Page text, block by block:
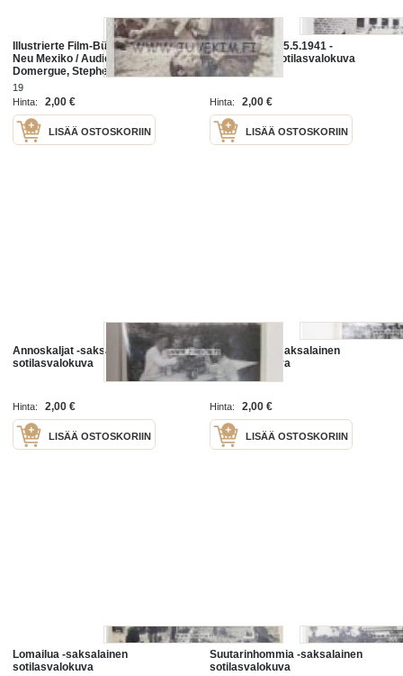
Illustrierte Film-Bühne / Schüsse in
Neu Mexiko / Audie Murphy, Faith
Domergue, Stephen McNally,
Susan Cabot... -elokuvan
saksalainen esittelylehti
19
Hinta:
2,00 €
LISÄÄ OSTOSKORIIN
Harjoitellaan 25.5.1941 -
saksalainen sotilasvalokuva
Hinta: 2,00 €
LISÄÄ OSTOSKORIIN
Annoskaljat -saksalainen
sotilasvalokuva
Hinta: 2,00 €
LISÄÄ OSTOSKORIIN
Tukkimiehet -saksalainen
sotilasvalokuva
Hinta: 2,00 €
LISÄÄ OSTOSKORIIN
Lomailua -saksalainen
sotilasvalokuva
Suutarinhommia -saksalainen
sotilasvalokuva